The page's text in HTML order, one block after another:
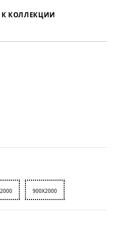
К КОЛЛЕКЦИИ
900X2000